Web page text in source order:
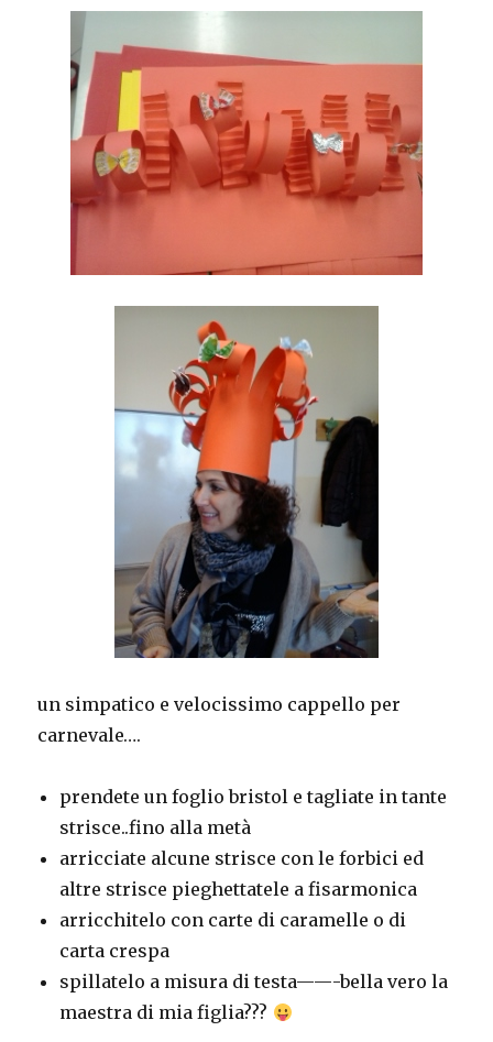
un simpatico e velocissimo cappello per
carnevale….
prendete un foglio bristol e tagliate in tante
strisce..fino alla metà
arricciate alcune strisce con le forbici ed
altre strisce pieghettatele a fisarmonica
arricchitelo con carte di caramelle o di
carta crespa
spillatelo a misura di testa——-bella vero la
maestra di mia figlia???